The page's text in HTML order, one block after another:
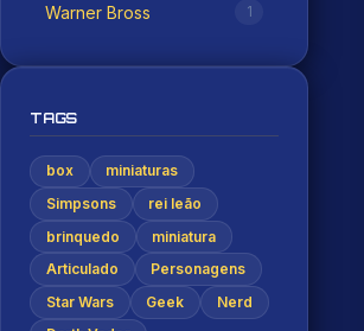
Warner Bross 1
TAGS
box
miniaturas
Simpsons
rei leão
brinquedo
miniatura
Articulado
Personagens
Star Wars
Geek
Nerd